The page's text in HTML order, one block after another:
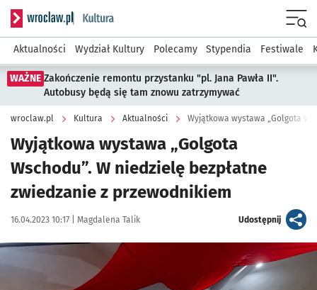
Serwis informacyjny wroclaw.pl podserwis: Kultura
Aktualności Wydział Kultury Polecamy Stypendia Festiwale
WAŻNE Zakończenie remontu przystanku "pl. Jana Pawła II".
Autobusy będą się tam znowu zatrzymywać
wroclaw.pl Kultura Aktualności
Wyjątkowa wystawa „Golgota
Wschodu”. W niedzielę bezpłatne
zwiedzanie z przewodnikiem
Data publikacji:
16.04.2023 10:17 | Autor:
Magdalena Talik Udostępnijartykuł
Kliknij, aby powiększyć